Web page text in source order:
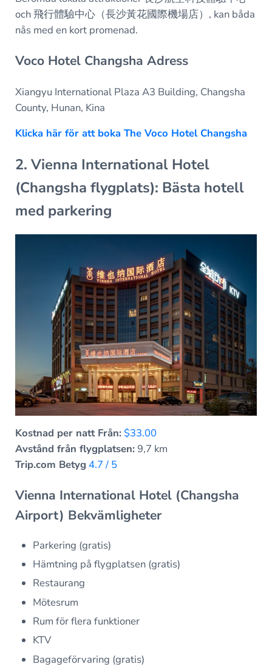
och 飛行體驗中心（長沙黃花國際機場店）, kan båda
nås med en kort promenad.
Voco Hotel Changsha Adress
Xiangyu International Plaza A3 Building, Changsha
County, Hunan, Kina
Klicka här för att boka The Voco Hotel Changsha
2. Vienna International Hotel
(Changsha flygplats): Bästa hotell
med parkering
Kostnad per natt Från: $33.00
Avstånd från flygplatsen:9,7 km
Trip.com Betyg 4.7 / 5
Vienna International Hotel (Changsha
Airport) Bekvämligheter
Parkering (gratis)
Hämtning på flygplatsen (gratis)
Restaurang
Mötesrum
Rum för flera funktioner
KTV
Bagageförvaring (gratis)